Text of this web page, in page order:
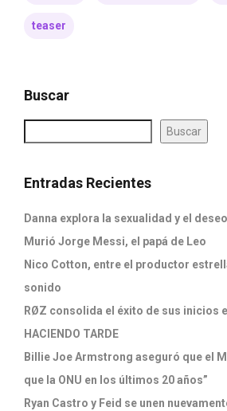
teaser
Buscar
Buscar
Entradas Recientes
Danna explora la sexualidad y el deseo
Murió Jorge Messi, el papá de Leo
Nico Cotton, entre el productor
sonido
RØZ consolida el éxito de sus inicios
HACIENDO TARDE
Billie Joe Armstrong aseguró que el
que la ONU en los últimos 20 años”
Ryan Castro y Feid se unen